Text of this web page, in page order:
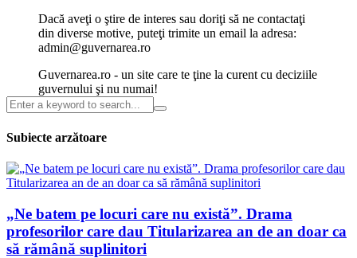
Dacă aveţi o ştire de interes sau doriţi să ne contactaţi
din diverse motive, puteţi trimite un email la adresa:
admin@guvernarea.ro
Guvernarea.ro - un site care te ţine la curent cu deciziile
guvernului şi nu numai!
Subiecte arzătoare
„Ne batem pe locuri care nu există”. Drama
profesorilor care dau Titularizarea an de an doar ca
să rămână suplinitori